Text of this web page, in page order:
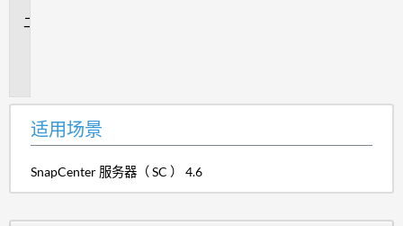
适用场景
SnapCenter 服务器（ SC ） 4.6